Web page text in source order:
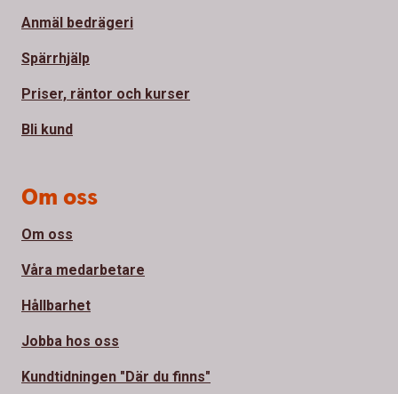
Anmäl bedrägeri
Spärrhjälp
Priser, räntor och kurser
Bli kund
Om oss
Om oss
Våra medarbetare
Hållbarhet
Jobba hos oss
Kundtidningen "Där du finns"